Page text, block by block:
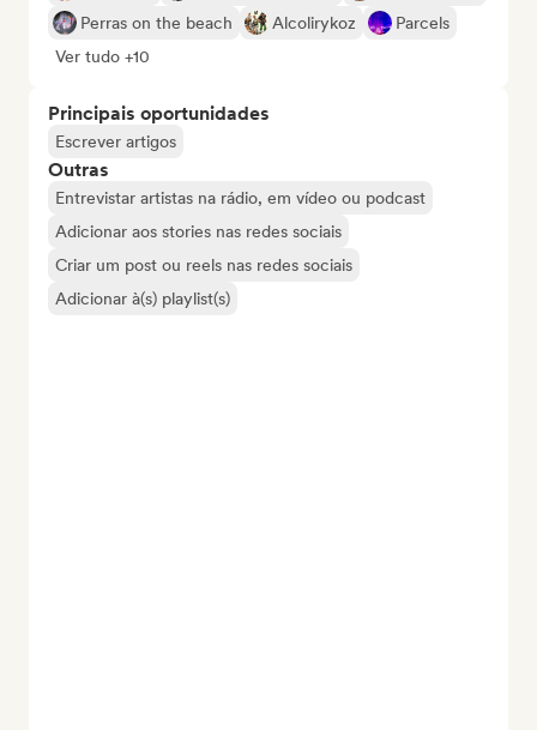
Perras on the beach
Alcolirykoz
Parcels
Ver tudo +10
Principais oportunidades
Escrever artigos
Outras
Entrevistar artistas na rádio, em vídeo ou podcast
Adicionar aos stories nas redes sociais
Criar um post ou reels nas redes sociais
Adicionar à(s) playlist(s)